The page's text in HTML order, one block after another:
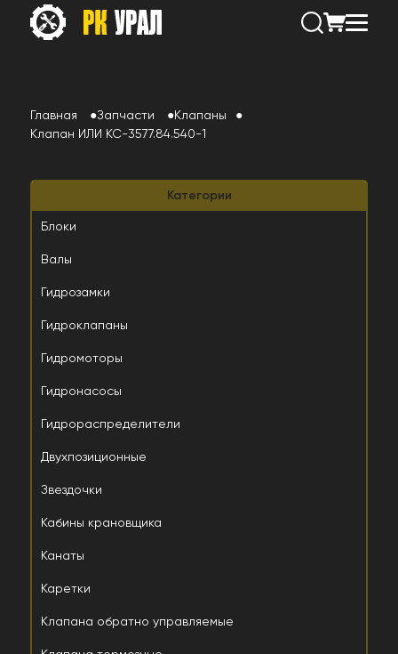
Главная Запчасти
Клапаны
Клапан ИЛИ КС-3577.84.540-1
Категории
Блоки
Валы
Гидрозамки
Гидроклапаны
Гидромоторы
Гидронасосы
Гидрораспределители
Двухпозиционные
Звездочки
Кабины крановщика
Канаты
Каретки
Клапана обратно управляемые